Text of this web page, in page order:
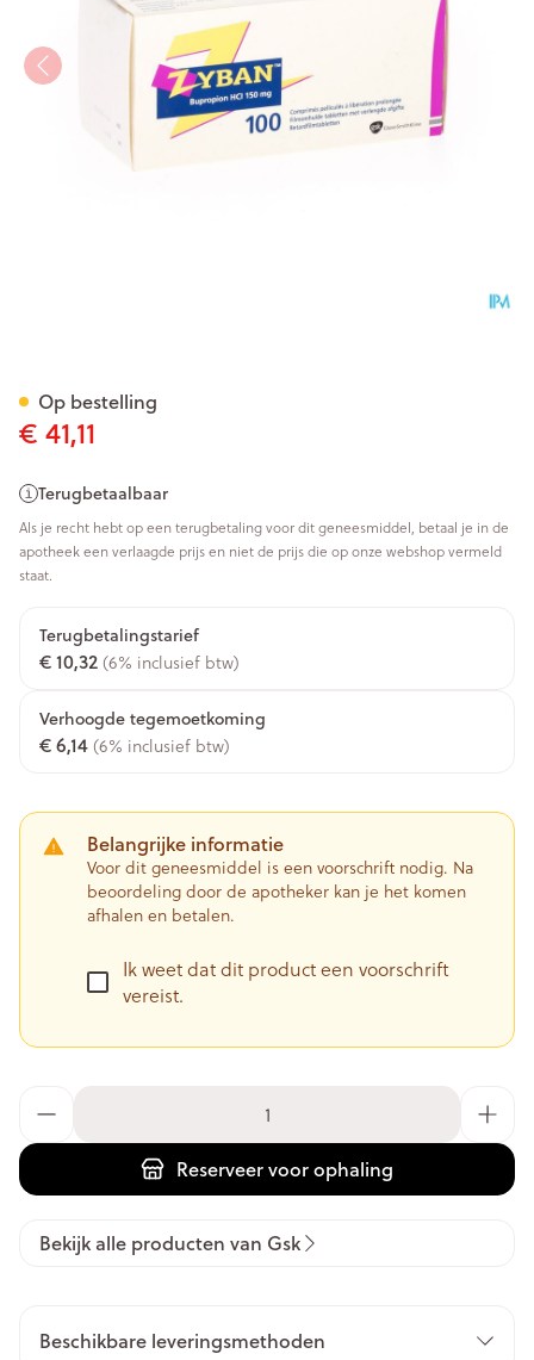
€ 41,11
Terugbetaalbaar
Als je recht hebt op een terugbetaling voor dit geneesmiddel, betaal je in de
apotheek een verlaagde prijs en niet de prijs die op onze webshop vermeld
staat.
Terugbetalingstarief
€ 10,32 (6% inclusief btw)
Verhoogde tegemoetkoming
€ 6,14 (6% inclusief btw)
Belangrijke informatie
Voor dit geneesmiddel is een voorschrift nodig. Na
beoordeling door de apotheker kan je het komen
afhalen en betalen.
Ik weet dat dit product een voorschrift
vereist.
Reserveervoor ophaling
Op bestelling
Bekijk alle producten van Gsk
Beschikbare leveringsmethoden